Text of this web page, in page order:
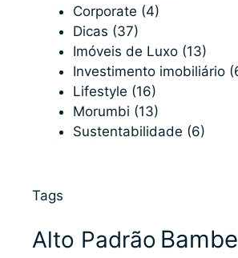
Corporate (4)
Dicas (37)
Imóveis de Luxo (13)
Investimento imobiliário
Lifestyle (16)
Morumbi (13)
Sustentabilidade (6)
Tags
Alto Padrão